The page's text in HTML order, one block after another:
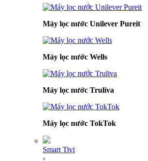
Máy lọc nước Unilever Pureit
Máy lọc nước Wells
Máy lọc nước Truliva
Máy lọc nước TokTok
Smart Tivi
›